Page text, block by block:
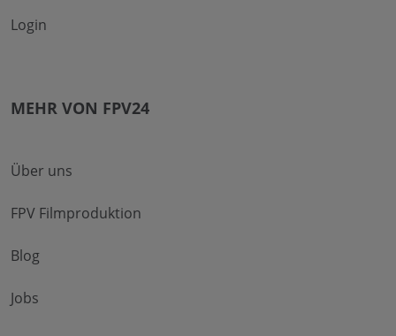
Login
MEHR VON FPV24
Über uns
FPV Filmproduktion
Blog
Jobs